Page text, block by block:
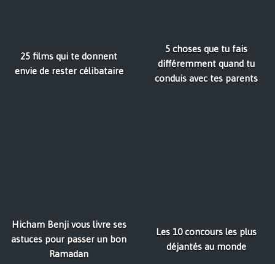
25 films qui te donnent
envie de rester célibataire
5 choses que tu fais
différemment quand tu
conduis avec tes parents
Hicham Benji vous livre ses
astuces pour passer un bon
Ramadan
Les 10 concours les plus
déjantés au monde